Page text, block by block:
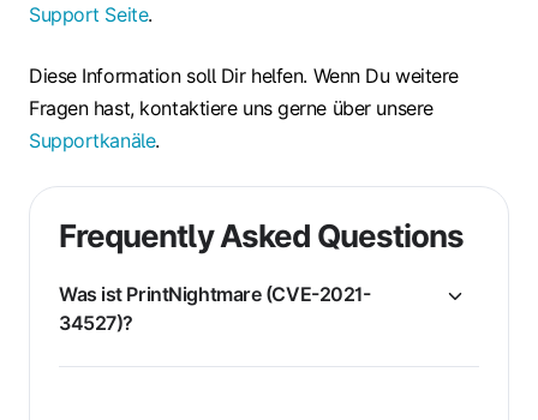
Support Seite.
Diese Information soll Dir helfen. Wenn Du weitere
Fragen hast, kontaktiere uns gerne über unsere
Supportkanäle.
Frequently Asked Questions
Was ist PrintNightmare (CVE-2021-
34527)?